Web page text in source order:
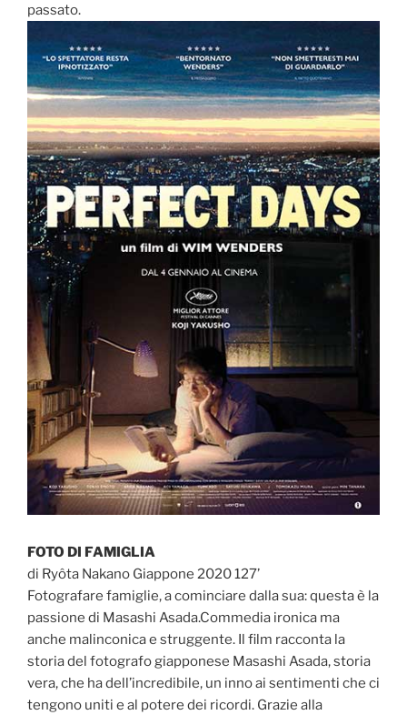
passato.
FOTO DI FAMIGLIA
di Ryôta Nakano Giappone 2020 127’
Fotografare famiglie, a cominciare dalla sua: questa è la
passione di Masashi Asada.Commedia ironica ma
anche malinconica e struggente. Il film racconta la
storia del fotografo giapponese Masashi Asada, storia
vera, che ha dell’incredibile, un inno ai sentimenti che ci
tengono uniti e al potere dei ricordi. Grazie alla